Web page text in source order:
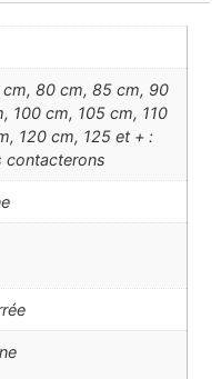
cm, 80 cm, 85 cm, 90
100 cm, 105 cm, 110
120 cm, 125 et + :
contacterons